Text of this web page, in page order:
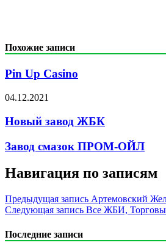
Похожие записи
Pin Up Casino
04.12.2021
Новый завод ЖБК
Завод смазок ПРОМ-ОЙЛ
Навигация по записям
Предыдущая запись Артемовский
Следующая запись Все ЖБИ,
Последние записи